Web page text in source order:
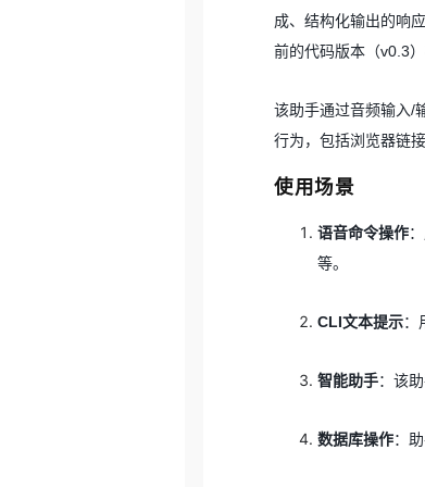
成、结构化输出的响
前的代码版本（v0.3
该助手通过音频输入/
行为，包括浏览器链
使用场景
语音命令操作
等。
CLI文本提示：
智能助手：该
数据库操作：